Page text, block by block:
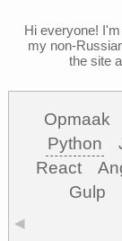
Hi everyone!
my non-
the site
Opmaak
Python
React
Gulp
◀